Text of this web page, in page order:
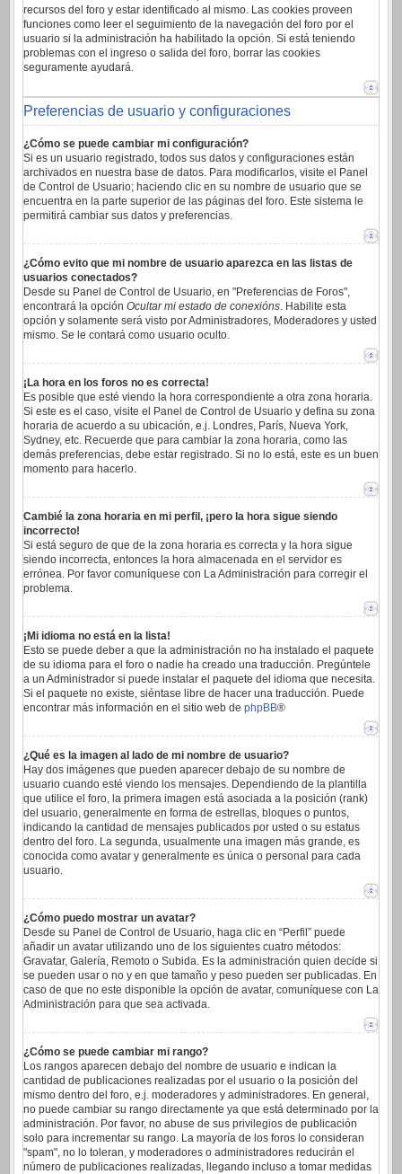
recursos del foro y estar identificado al mismo. Las cookies proveen
funciones como leer el seguimiento de la navegación del foro por el
usuario si la administración ha habilitado la opción. Si está teniendo
problemas con el ingreso o salida del foro, borrar las cookies
seguramente ayudará.
Preferencias de usuario y configuraciones
¿Cómo se puede cambiar mi configuración?
Si es un usuario registrado, todos sus datos y configuraciones están
archivados en nuestra base de datos. Para modificarlos, visite el Panel
de Control de Usuario; haciendo clic en su nombre de usuario que se
encuentra en la parte superior de las páginas del foro. Este sistema le
permitirá cambiar sus datos y preferencias.
¿Cómo evito que mi nombre de usuario aparezca en las listas de
usuarios conectados?
Desde su Panel de Control de Usuario, en "Preferencias de Foros",
encontrará la opción Ocultar mi estado de conexións. Habilite esta
opción y solamente será visto por Administradores, Moderadores y usted
mismo. Se le contará como usuario oculto.
¡La hora en los foros no es correcta!
Es posible que esté viendo la hora correspondiente a otra zona horaria.
Si este es el caso, visite el Panel de Control de Usuario y defina su zona
horaria de acuerdo a su ubicación, e.j. Londres, París, Nueva York,
Sydney, etc. Recuerde que para cambiar la zona horaria, como las
demás preferencias, debe estar registrado. Si no lo está, este es un buen
momento para hacerlo.
Cambié la zona horaria en mi perfil, ¡pero la hora sigue siendo
incorrecto!
Si está seguro de que de la zona horaria es correcta y la hora sigue
siendo incorrecta, entonces la hora almacenada en el servidor es
errónea. Por favor comuníquese con La Administración para corregir el
problema.
¡Mi idioma no está en la lista!
Esto se puede deber a que la administración no ha instalado el paquete
de su idioma para el foro o nadie ha creado una traducción. Pregúntele
a un Administrador si puede instalar el paquete del idioma que necesita.
Si el paquete no existe, siéntase libre de hacer una traducción. Puede
encontrar más información en el sitio web de phpBB®
¿Qué es la imagen al lado de mi nombre de usuario?
Hay dos imágenes que pueden aparecer debajo de su nombre de
usuario cuando esté viendo los mensajes. Dependiendo de la plantilla
que utilice el foro, la primera imagen está asociada a la posición (rank)
del usuario, generalmente en forma de estrellas, bloques o puntos,
indicando la cantidad de mensajes publicados por usted o su estatus
dentro del foro. La segunda, usualmente una imagen más grande, es
conocida como avatar y generalmente es única o personal para cada
usuario.
¿Cómo puedo mostrar un avatar?
Desde su Panel de Control de Usuario, haga clic en “Perfil” puede
añadir un avatar utilizando uno de los siguientes cuatro métodos:
Gravatar, Galería, Remoto o Subida. Es la administración quien decide si
se pueden usar o no y en que tamaño y peso pueden ser publicadas. En
caso de que no este disponible la opción de avatar, comuníquese con La
Administración para que sea activada.
¿Cómo se puede cambiar mi rango?
Los rangos aparecen debajo del nombre de usuario e indican la
cantidad de publicaciones realizadas por el usuario o la posición del
mismo dentro del foro, e.j. moderadores y administradores. En general,
no puede cambiar su rango directamente ya que está determinado por la
administración. Por favor, no abuse de sus privilegios de publicación
solo para incrementar su rango. La mayoría de los foros lo consideran
"spam", no lo toleran, y moderadores o administradores reducirán el
número de publicaciones realizadas, llegando incluso a tomar medidas